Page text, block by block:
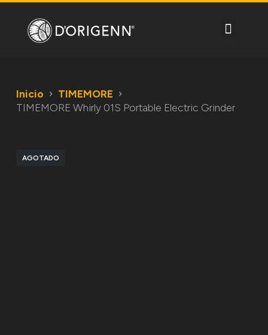
aInicio
TIMEMORE
TIMEMORE Whirly 01S Portable Electric Grinder
AGOTADO